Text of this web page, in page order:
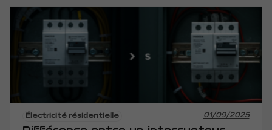
Électricité résidentielle 01/09/2025